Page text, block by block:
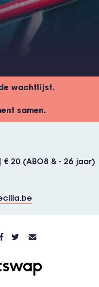
wachtlijst.
samen.
€ 20 (ABO8 & - 26 jaar)